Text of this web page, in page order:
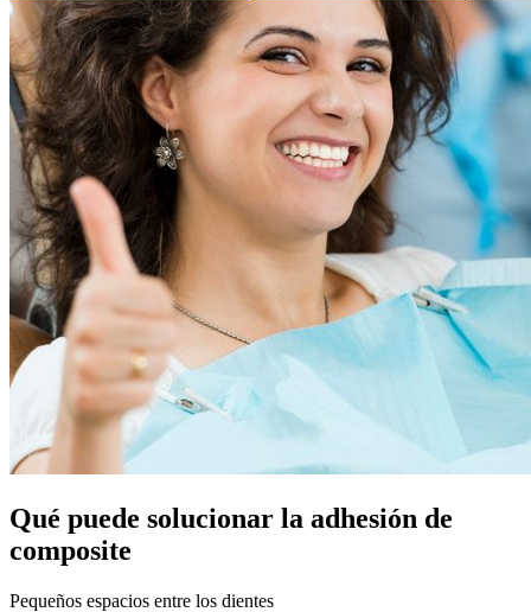
Qué puede solucionar la adhesión de
composite
Pequeños espacios entre los dientes